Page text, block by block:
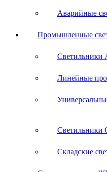
Аварийные
Промышленные
Светильники
Линейные
Складские